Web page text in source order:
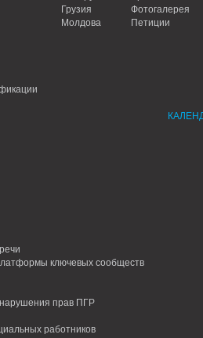
Грузия
Молдова
Фотогалерея
Петиции
ключевых сообществ
прав ПГР
работников